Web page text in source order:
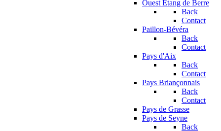
Ouest Etang de Berre
Back
Contact
Paillon-Bévéra
Back
Contact
Pays d'Aix
Back
Contact
Pays Briançonnais
Back
Contact
Pays de Grasse
Pays de Seyne
Back